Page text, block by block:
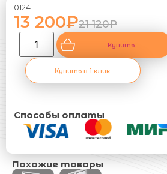
Похожие товары
0124
21 120₽
13 200₽
Купить
Купить в 1 клик
Способы оплаты